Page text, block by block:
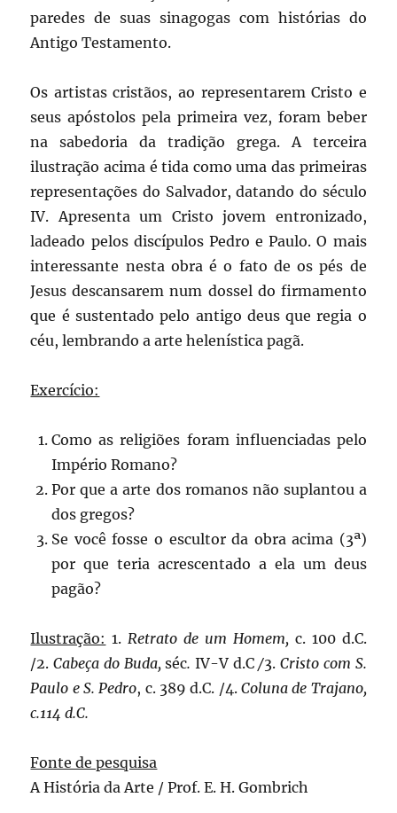
paredes de suas sinagogas com histórias do
Antigo Testamento.
Os artistas cristãos, ao representarem Cristo e
seus apóstolos pela primeira vez, foram beber
na sabedoria da tradição grega. A terceira
ilustração acima é tida como uma das primeiras
representações do Salvador, datando do século
IV. Apresenta um Cristo jovem entronizado,
ladeado pelos discípulos Pedro e Paulo. O mais
interessante nesta obra é o fato de os pés de
Jesus descansarem num dossel do firmamento
que é sustentado pelo antigo deus que regia o
céu, lembrando a arte helenística pagã.
Exercício:
Como as religiões foram influenciadas pelo
Império Romano?
Por que a arte dos romanos não suplantou a
dos gregos?
Se você fosse o escultor da obra acima (3ª)
por que teria acrescentado a ela um deus
pagão?
Ilustração: 1. Retrato de um Homem, c. 100 d.C.
/2.Cabeça do Buda,séc.IV-V d.C/3.Cristo com S.
Paulo e S. Pedro, c. 389 d.C. /4. Coluna de Trajano,
c.114 d.C.
Fonte de pesquisa
A História da Arte / Prof. E. H. Gombrich